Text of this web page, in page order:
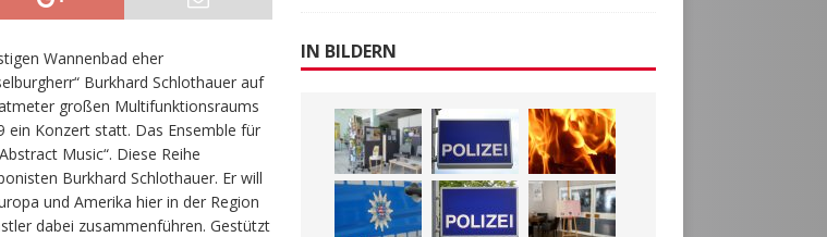
Wannenbad eher
Burkhard Schlothauer auf
großen Multifunktionsraums
ein Konzert statt. Das Ensemble für
Music“. Diese Reihe
Burkhard Schlothauer. Er will
und Amerika hier in der Region
dabei zusammenführen. Gestützt
IN BILDERN